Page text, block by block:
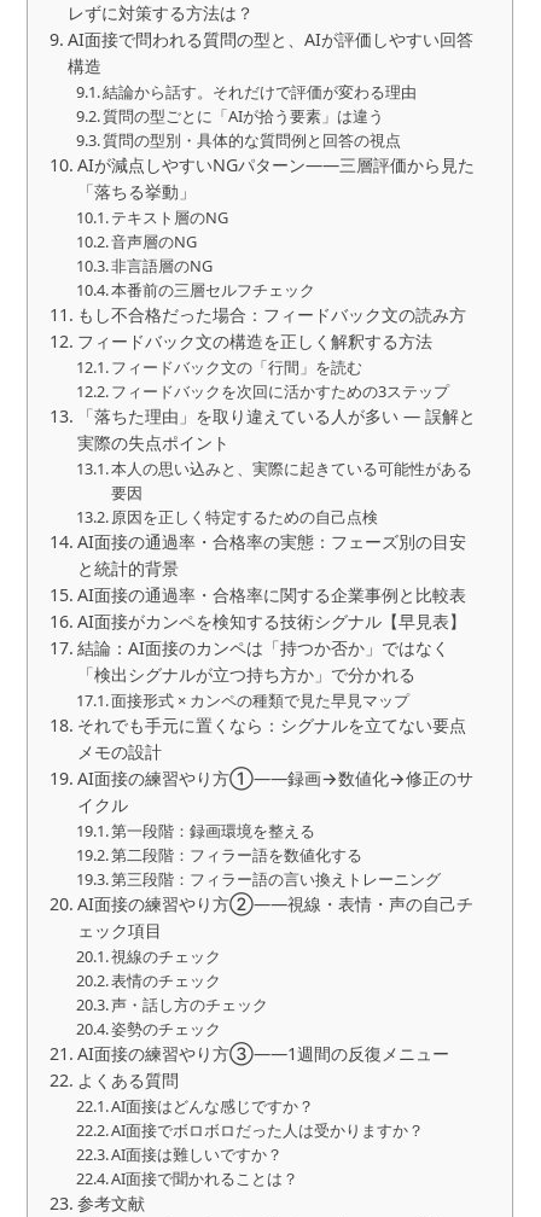
レずに対策する方法は？
AI面接で問われる質問の型と、AIが評価しやすい回答
構造
結論から話す。それだけで評価が変わる理由
質問の型ごとに「AIが拾う要素」は違う
質問の型別・具体的な質問例と回答の視点
AIが減点しやすいNGパターン――三層評価から見た
「落ちる挙動」
テキスト層のNG
音声層のNG
非言語層のNG
本番前の三層セルフチェック
もし不合格だった場合：フィードバック文の読み方
フィードバック文の構造を正しく解釈する方法
フィードバック文の「行間」を読む
フィードバックを次回に活かすための3ステップ
「落ちた理由」を取り違えている人が多い — 誤解と
実際の失点ポイント
本人の思い込みと、実際に起きている可能性がある
要因
原因を正しく特定するための自己点検
AI面接の通過率・合格率の実態：フェーズ別の目安
と統計的背景
AI面接の通過率・合格率に関する企業事例と比較表
AI面接がカンペを検知する技術シグナル【早見表】
結論：AI面接のカンペは「持つか否か」ではなく
「検出シグナルが立つ持ち方か」で分かれる
面接形式 × カンペの種類で見た早見マップ
それでも手元に置くなら：シグナルを立てない要点
メモの設計
AI面接の練習やり方①――録画→数値化→修正のサ
イクル
第一段階：録画環境を整える
第二段階：フィラー語を数値化する
第三段階：フィラー語の言い換えトレーニング
AI面接の練習やり方②――視線・表情・声の自己チ
ェック項目
視線のチェック
表情のチェック
声・話し方のチェック
姿勢のチェック
AI面接の練習やり方③――1週間の反復メニュー
よくある質問
AI面接はどんな感じですか？
AI面接でボロボロだった人は受かりますか？
AI面接は難しいですか？
AI面接で聞かれることは？
参考文献